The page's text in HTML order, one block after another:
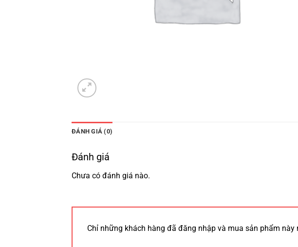
ĐÁNH GIÁ (0)
Đánh giá
Chưa có đánh giá nào.
Chỉ những khách hàng đã đăng nhập và mua sản phẩm